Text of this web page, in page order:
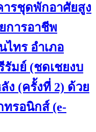
ารชุดพักอาศัยสูง
การอาชีพ
ทร อำเภอ
มย์ (ชดเชยงบ
ง (ครั้งที่ 2) ด้วย
ทรอนิกส์ (e-